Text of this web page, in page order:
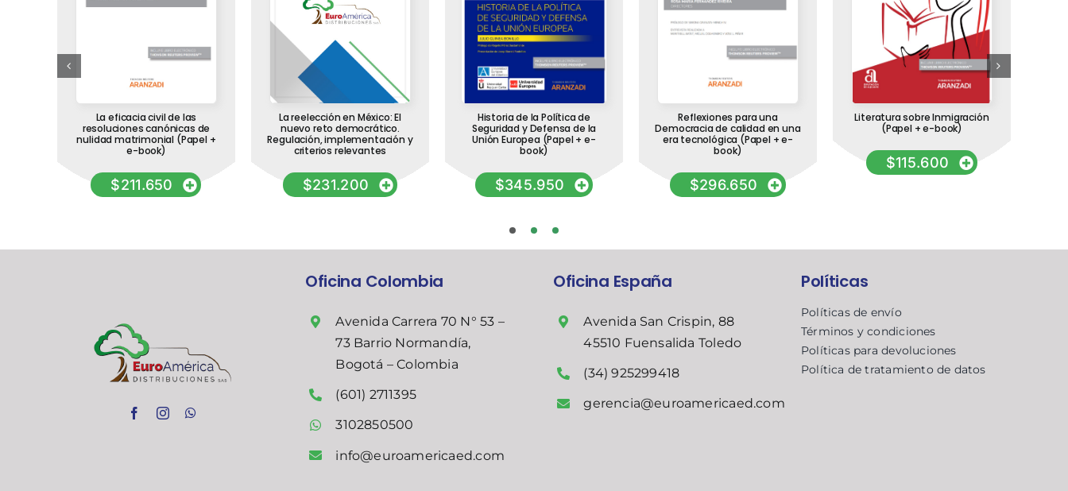
La eficacia civil de las
resoluciones canónicas de
nulidad matrimonial (Papel +
e-book)
$211.650
La reelección en México: El
nuevo reto democrático.
Regulación, implementación y
criterios relevantes
$231.200
Historia de la Política de
Seguridad y Defensa de la
Unión Europea (Papel + e-
book)
$345.950
Reflexiones para una
Democracia de calidad en una
era tecnológica (Papel + e-
book)
$296.650
Literatura sobre Inmigración
(Papel + e-book)
$115.600
Oficina Colombia
Avenida Carrera 70 N° 53 –
73 Barrio Normandía,
Bogotá – Colombia
(601) 2711395
3102850500
info@euroamericaed.com
Oficina España
Avenida San Crispin, 88
45510 Fuensalida Toledo
(34) 925299418
gerencia@euroamericaed.com
Políticas
Políticas de envío
Términos y condiciones
Políticas para devoluciones
Política de tratamiento de datos